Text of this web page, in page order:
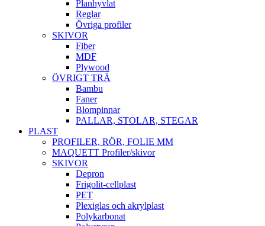
Planhyvlat
Reglar
Övriga profiler
SKIVOR
Fiber
MDF
Plywood
ÖVRIGT TRÄ
Bambu
Faner
Blompinnar
PALLAR, STOLAR, STEGAR
PLAST
PROFILER, RÖR, FOLIE MM
MAQUETT Profiler/skivor
SKIVOR
Depron
Frigolit-cellplast
PET
Plexiglas och akrylplast
Polykarbonat